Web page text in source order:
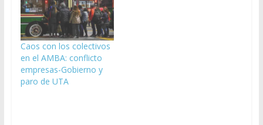
Caos con los colectivos
en el AMBA: conflicto
empresas-Gobierno y
paro de UTA